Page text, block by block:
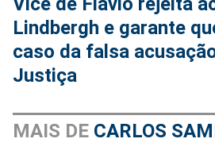
Lindbergh e garante
caso da falsa
Justiça
MAIS DE CARLOS